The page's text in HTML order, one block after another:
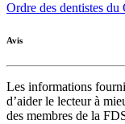
Ordre des dentistes du
Avis
Les informations
d’aider le lecteur à
des membres de la